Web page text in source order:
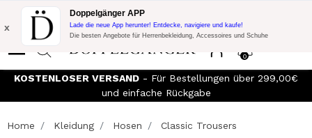
Blitzangebot:
10% Extra-Rabatt auf 300€ Einkauf mit Code:
DOPPEL300
0
x
Doppelgänger APP
Lade die neue App herunter! Entdecke, navigiere und kaufe!
Die besten Angebote für Herrenbekleidung, Accessoires und Schuhe
KOSTENLOSER VERSAND - Für Bestellungen über 299,00€
und einfache Rückgabe
Home Kleidung Hosen Classic Trousers